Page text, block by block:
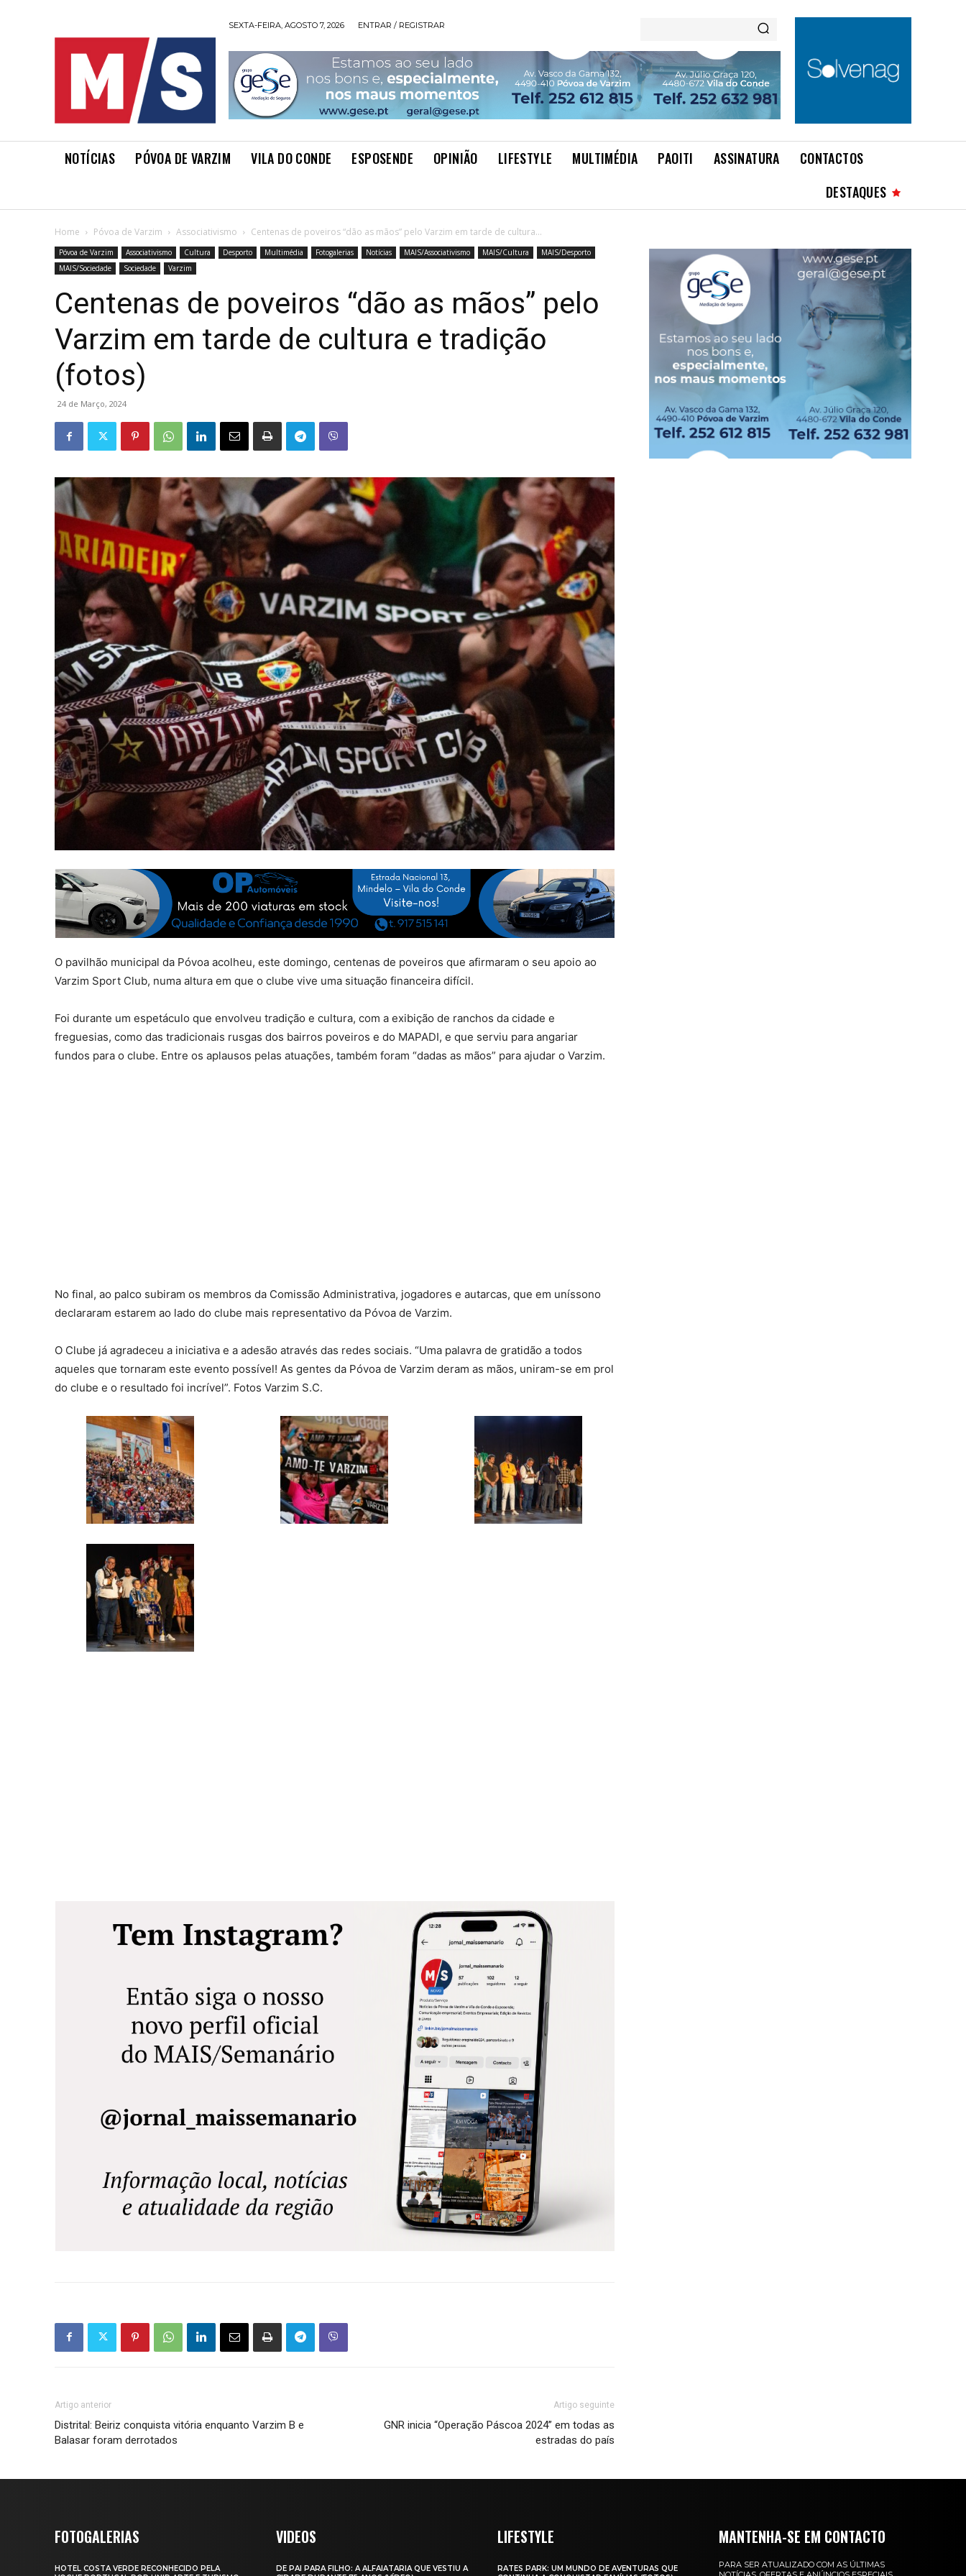
SEXTA-FEIRA, AGOSTO 7, 2026 ENTRAR / REGISTRAR
NOTÍCIAS PÓVOA DE VARZIM VILA DO CONDE ESPOSENDE OPINIÃO LIFESTYLE MULTIMÉDIA PAOITI ASSINATURA
CONTACTOS
DESTAQUES
Home Póvoa de Varzim Associativismo Centenas de poveiros “dão as mãos” pelo Varzim em tarde de cultura...
Póvoa de Varzim Associativismo Cultura Desporto Multimédia Fotogalerias Notícias MAIS/Associativismo MAIS/Cultura
MAIS/Desporto
MAIS/Sociedade
Sociedade Varzim
Centenas de poveiros “dão as mãos” pelo
Varzim em tarde de cultura e tradição
(fotos)
24 de Março, 2024
O pavilhão municipal da Póvoa acolheu, este domingo, centenas de poveiros que afirmaram o seu apoio ao
Varzim Sport Club, numa altura em que o clube vive uma situação financeira difícil.
Foi durante um espetáculo que envolveu tradição e cultura, com a exibição de ranchos da cidade e
freguesias, como das tradicionais rusgas dos bairros poveiros e do MAPADI, e que serviu para angariar
fundos para o clube. Entre os aplausos pelas atuações, também foram “dadas as mãos” para ajudar o Varzim.
No final, ao palco subiram os membros da Comissão Administrativa, jogadores e autarcas, que em uníssono
declararam estarem ao lado do clube mais representativo da Póvoa de Varzim.
O Clube já agradeceu a iniciativa e a adesão através das redes sociais. “Uma palavra de gratidão a todos
aqueles que tornaram este evento possível! As gentes da Póvoa de Varzim deram as mãos, uniram-se em prol
do clube e o resultado foi incrível”. Fotos Varzim S.C.
Artigo anterior
Distrital: Beiriz conquista vitória enquanto Varzim B e
Balasar foram derrotados
Artigo seguinte
GNR inicia “Operação Páscoa 2024” em todas as
estradas do país
FOTOGALERIAS
HOTEL COSTA VERDE RECONHECIDO PELA
VIDEOS
DE PAI PARA FILHO: A ALFAIATARIA QUE VESTIU A
LIFESTYLE
RATES PARK: UM MUNDO DE AVENTURAS QUE
MANTENHA-SE EM CONTACTO
PARA SER ATUALIZADO COM AS ÚLTIMAS